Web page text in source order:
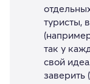
туристы,
так у
свой
заверить